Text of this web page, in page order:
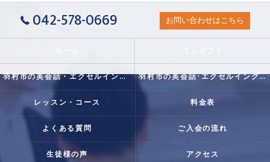
042-578-0669 お問い合わせはこちら
羽村市の英会話・エクセルイングリッシュクラブの口コミ情報 羽村市の英会話･エクセルイングリッシュクラブの評判
レッスン・コース 料金表
よくある質問 ご入会の流れ
生徒様の声 アクセス